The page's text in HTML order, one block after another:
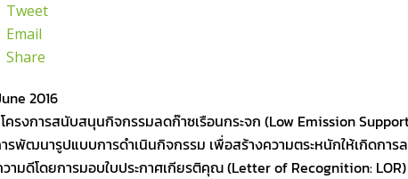
Tweet
Email
Share
2016
รงการสนับสนุนกิจกรรมลดก๊าซเรือนกระจก (Low Emission
รพัฒนารูปแบบการดำเนินกิจกรรม เพื่อสร้างความตระหนักให้เกิดกา
ามดีโดยการมอบใบประกาศเกียรติคุณ (Letter of Recognition: